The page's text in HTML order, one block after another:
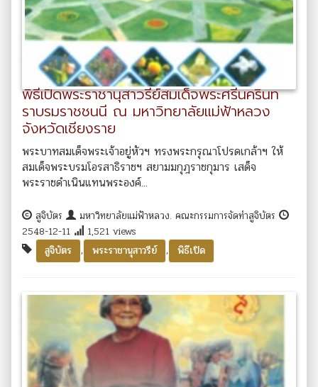
พิธีเปิดพระราชานุสาวรีย์สมเด็จพระศรีนครินท
ราบรมราชชนนี ณ มหาวิทยาลัยแม่ฟ้าหลวง
จังหวัดเชียงราย
พระบาทสมเด็จพระเจ้าอยู่หัวฯ ทรงพระกรุณาโปรดเกล้าฯ ให้
สมเด็จพระบรมโอรสาธิราชฯ สยามมกุฎราชกุมาร เสด็จ
พระราชดำเนินแทนพระองค์...
สูจิบัตร
มหาวิทยาลัยแม่ฟ้าหลวง. คณะกรรมการจัดทำสูจิบัตร
2548-12-11
1,521 views
สูจิบัตร
, พระราชานุสาวรีย์ , พิธีเปิด